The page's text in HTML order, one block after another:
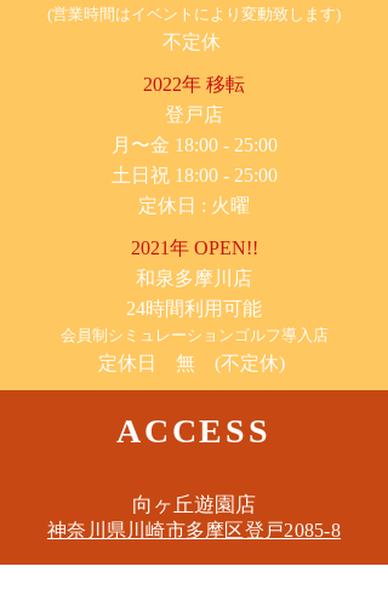
(営業時間はイベントにより変動致します)
不定休
2022年 移転
​登戸店
月〜金 18:00 - 25:00
土日祝 18:00 - 25:00
​定休日 : 火曜
2021年 OPEN!!
​和泉多摩川店
24時間利用可能
​会員制シミュレーションゴルフ導入店
定休日 無 (不定休)
ACCESS
​向ヶ丘遊園店
神奈川県川崎市多摩区​登戸2085-8